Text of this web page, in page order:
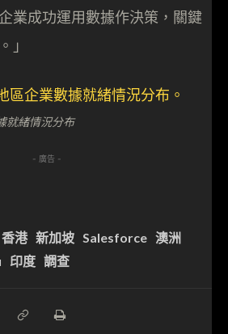
業成功運用數據作決策，關鍵
」
就緒情況分布
- 廣告 -
香港 新加坡 Salesforce 澳洲
印度 調查